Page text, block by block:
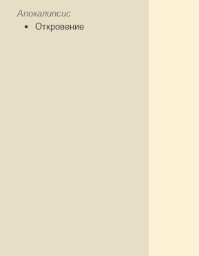
Апокалипсис
Откровение